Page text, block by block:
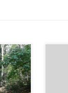
des
une